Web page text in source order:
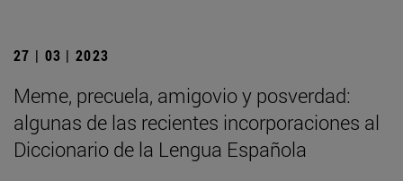
27 | 03 | 2023
Meme, precuela, amigovio y posverdad:
algunas de las recientes incorporaciones al
Diccionario de la Lengua Española